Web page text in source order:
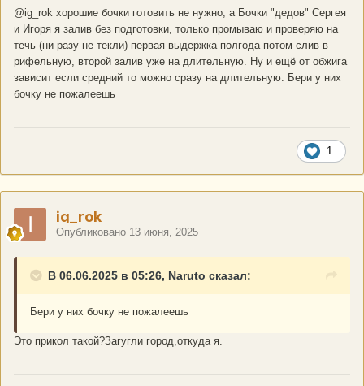
@ig_rok хорошие бочки готовить не нужно, а Бочки "дедов" Сергея
и Игоря я залив без подготовки, только промываю и проверяю на
течь (ни разу не текли) первая выдержка полгода потом слив в
рифельную, второй залив уже на длительную. Ну и ещё от обжига
зависит если средний то можно сразу на длительную. Бери у них
бочку не пожалеешь
1
ig_rok
Опубликовано 13 июня, 2025
В 06.06.2025 в 05:26, Naruto сказал:
Бери у них бочку не пожалеешь
Это прикол такой?Загугли город,откуда я.